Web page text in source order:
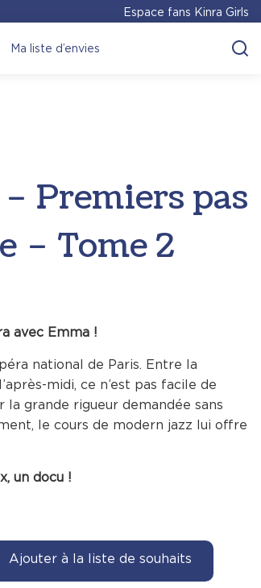
Espace fans Kinra Girls
Ma liste d’envies
Premiers pas
– Tome 2
avec Emma !
national de Paris. Entre la
midi, ce n’est pas facile de
grande rigueur demandée sans
le cours de modern jazz lui offre
un docu !
Ajouter à la liste de souhaits